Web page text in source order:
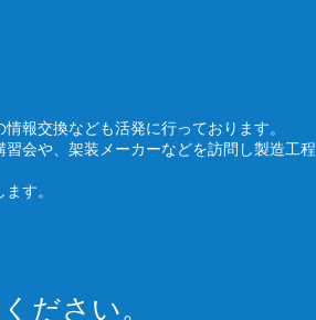
報交換なども活発に行っております。
会や、架装メーカーなどを訪問し製造工程
す。
ださい。